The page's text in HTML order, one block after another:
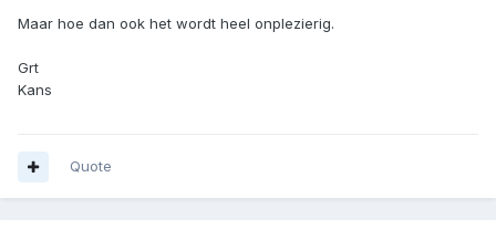
Maar hoe dan ook het wordt heel onplezierig.
Grt
Kans
Quote